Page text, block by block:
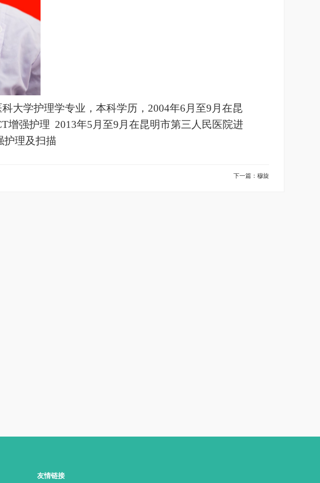
大学护理学专业，本科学历， 2004年6月至9月在昆
增强护理 2013年5月至9月在昆明市第三人民医院进
护理及扫描
下一篇：穆旋
友情链接